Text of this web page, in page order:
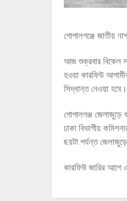
গোপালগঞ্জে জাতীয়
আজ শুক্রবার বিকেল
হওয়া কারফিউ
সিদ্ধান্ত নেওয়া হবে।
গোপালগঞ্জ জেলাজুড়ে
ঢাকা বিভাগীয়
ছয়টা পর্যন্ত
কারফিউ জারির আগে